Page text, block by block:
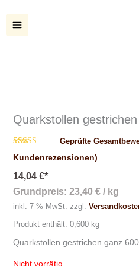
Quarkstollen
Bewertet mit
4.87von 5,
auf
53
Kundenbewertungen
Geprüfte
Kundenrezensionen)
14,04 €*
Grundpreis: 23,40 €/ kg
inkl. 7 % MwSt. zzgl.
Produkt enthält: 0,600 kg
Quarkstollen gestrichen ganz
Nicht vorrätig